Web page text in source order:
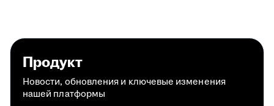
Продукт
Новости, обновления и ключевые изменения
нашей платформы